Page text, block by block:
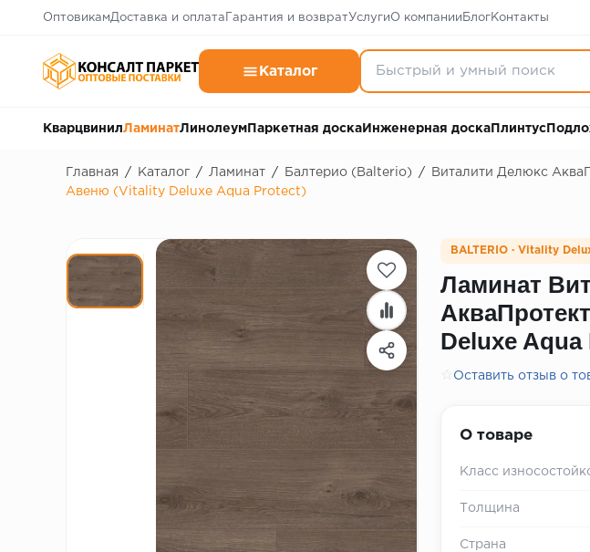
ОптовикамДоставка и оплата Гарантия и возвратУслугиО компании БлогКонтакты
Каталог
КварцвинилЛаминатЛинолеум Паркетная доска Инженерная доска Плинтус
Главная / Каталог / Ламинат / Балтерио (Balterio) / Виталити Делюкс
Авеню (Vitality Deluxe Aqua Protect)
BALTERIO · Vitality
Ламинат
Deluxe Aqua
☆ Оставить отзыв о
О товаре
Класс
Толщина
Страна